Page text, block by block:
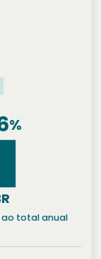
ao total anual